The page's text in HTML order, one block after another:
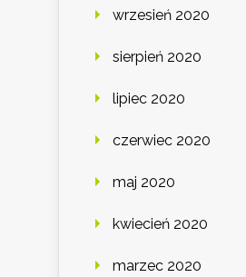
wrzesień 2020
sierpień 2020
lipiec 2020
czerwiec 2020
maj 2020
kwiecień 2020
marzec 2020